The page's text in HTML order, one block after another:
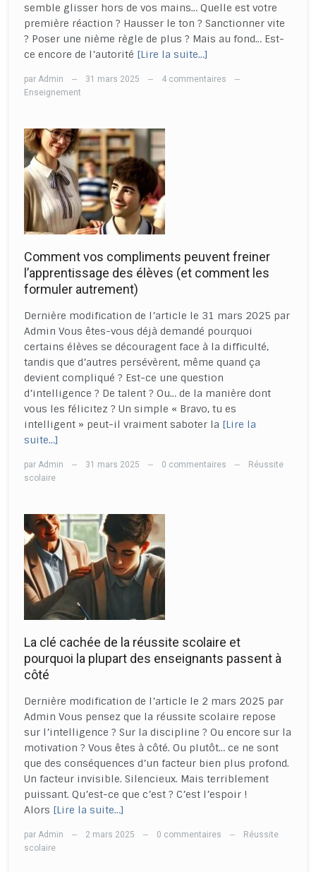
semble glisser hors de vos mains… Quelle est votre
première réaction ? Hausser le ton ? Sanctionner vite
? Poser une nième règle de plus ? Mais au fond… Est-
ce encore de l’autorité [Lire la suite…]
par Admin — 31 mars 2025 — 4 commentaires —
Enseignement
Comment vos compliments peuvent freiner
l’apprentissage des élèves (et comment les
formuler autrement)
Dernière modification de l’article le 31 mars 2025 par
Admin Vous êtes-vous déjà demandé pourquoi
certains élèves se découragent face à la difficulté,
tandis que d’autres persévèrent, même quand ça
devient compliqué ? Est-ce une question
d’intelligence ? De talent ? Ou… de la manière dont
vous les félicitez ? Un simple « Bravo, tu es
intelligent » peut-il vraiment saboter la [Lire la
suite…]
par Admin — 31 mars 2025 — 0 commentaires —
Réussite
scolaire
La clé cachée de la réussite scolaire et
pourquoi la plupart des enseignants passent à
côté
Dernière modification de l’article le 2 mars 2025 par
Admin Vous pensez que la réussite scolaire repose
sur l’intelligence ? Sur la discipline ? Ou encore sur la
motivation ? Vous êtes à côté. Ou plutôt… ce ne sont
que des conséquences d’un facteur bien plus profond.
Un facteur invisible. Silencieux. Mais terriblement
puissant. Qu’est-ce que c’est ? C’est l’espoir !
Alors [Lire la suite…]
par Admin — 2 mars 2025 — 0 commentaires —
Réussite
scolaire